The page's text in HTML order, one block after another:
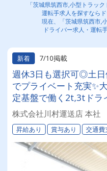
「茨城県筑西市,小型トラッ
運転手求人を探すならド
現在、「茨城県筑西市,
ドライバー求人・運転
新着
7/10掲載
週休3日も選択可◎土
でプライベート充実✨
定基盤で働く2t,3tドラ
して行うので体力的な
リアアップも可能★
株式会社川村運送店 本社
昇給あり 賞与あり 交通費